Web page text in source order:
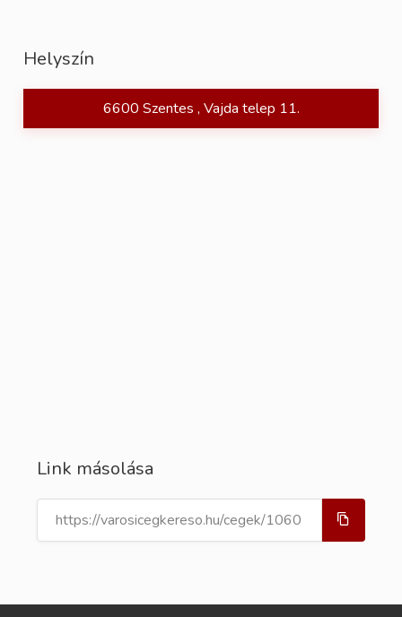
Helyszín
6600 Szentes , Vajda telep 11.
Link másolása